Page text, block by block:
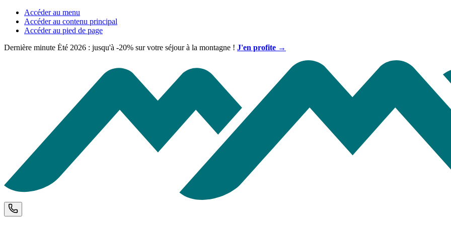
Accéder au menu
Accéder au contenu principal
Accéder au pied de page
Dernière minute Été 2026 : jusqu'à -20% sur votre séjour à la montagne ! J'en profite →
Téléphone et horaires d'ouverture